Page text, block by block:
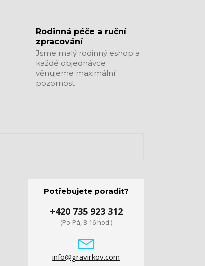
​​​​​​​Rodinná péče a ruční
zpracování
Jsme malý rodinný eshop a
každé objednávce
věnujeme maximální
pozornost
Potřebujete poradit?
+420 735 923 312
(Po-Pá, 8-16 hod.)
info@gravirkov.com